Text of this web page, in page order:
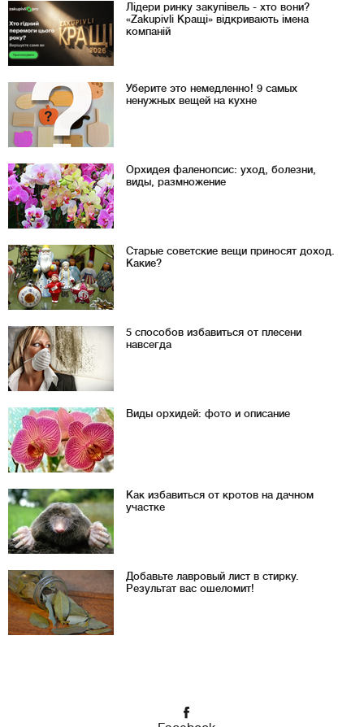
Лідери ринку закупівель - хто вони?
«Zakupivli Кращі» відкривають імена
компаній
Уберите это немедленно! 9 самых
ненужных вещей на кухне
Орхидея фаленопсис: уход, болезни,
виды, размножение
Старые советские вещи приносят доход.
Какие?
5 способов избавиться от плесени
навсегда
Виды орхидей: фото и описание
Как избавиться от кротов на дачном
участке
Добавьте лавровый лист в стирку.
Результат вас ошеломит!